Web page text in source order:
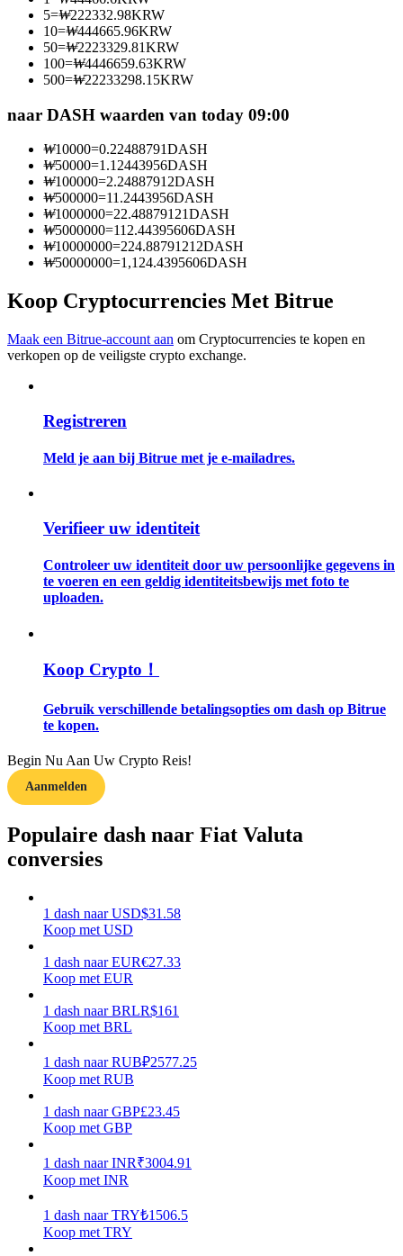
Word een Copy Trader
Big data-analyse inclusief handelsinformatie, enz.
Futures-startgids
Handelsstrategieën
Leer hoe u winstgevend kunt blijven
Macht varkentje
Verdien dagelijks competitieve beloningen
5=₩222332.98KRW
10=₩444665.96KRW
50=₩2223329.81KRW
100=₩4446659.63KRW
500=₩22233298.15KRW
naar DASH waarden van today 09:00
₩10000=0.22488791DASH
₩50000=1.12443956DASH
₩100000=2.24887912DASH
₩500000=11.2443956DASH
₩1000000=22.48879121DASH
₩5000000=112.44395606DASH
₩10000000=224.88791212DASH
₩50000000=1,124.4395606DASH
Koop Cryptocurrencies Met Bitrue
Maak een Bitrue-account aan om Cryptocurrencies te kopen en
verkopen op de veiligste crypto exchange.
Registreren
Meld je aan bij Bitrue met je e-mailadres.
Verifieer uw identiteit
Controleer uw identiteit door uw persoonlijke gegevens in
te voeren en een geldig identiteitsbewijs met foto te
uploaden.
Koop Crypto！
Gebruik verschillende betalingsopties om dash op Bitrue
te kopen.
Begin Nu Aan Uw Crypto Reis!
Aanmelden
Populaire dash naar Fiat Valuta
conversies
1 dash naar USD$31.58
Koop met USD
1 dash naar EUR€27.33
Koop met EUR
1 dash naar BRLR$161
Koop met BRL
1 dash naar RUB₽2577.25
Koop met RUB
1 dash naar GBP£23.45
Koop met GBP
1 dash naar INR₹3004.91
Koop met INR
1 dash naar TRY₺1506.5
Koop met TRY